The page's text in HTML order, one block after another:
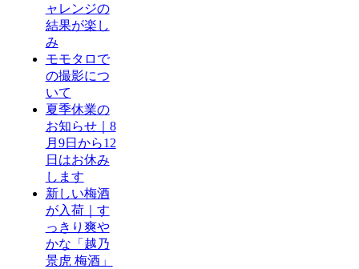
ャレンジの
結果が楽し
み
モモタロで
の撮影につ
いて
夏季休業の
お知らせ｜8
月9日から12
日はお休み
します
新しい梅酒
が入荷｜す
っきり爽や
かな「越乃
景虎 梅酒」